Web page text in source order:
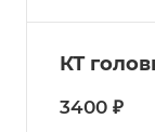
КТ
3400 ₽